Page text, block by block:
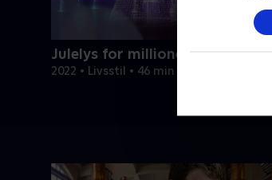
Julelys for millioner
2022 • Livsstil • 46 min